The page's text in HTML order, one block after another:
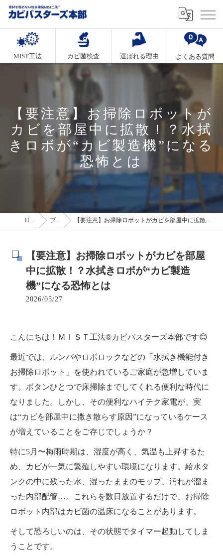
MIST工法 カビ菌検査 選ばれる理由 よくある質問
【要注意】お掃除ロボットが
カビを部屋中に拡散！？水拭
きロボが“カビ製造機”になる
恐怖とは
HOME ブログ 【要注意】お掃除ロボットがカビを部屋中に拡散！？水拭きロボが“カビ製造機”になる恐怖とは
【要注意】お掃除ロボットがカビを部屋
中に拡散！？水拭きロボが“カビ製造
機”になる恐怖とは
2026/05/27
こんにちは！ＭＩＳＴ工法®カビバスターズ本部です😊
最近では、ルンバやロボロックなどの「水拭き機能付き
お掃除ロボット」を使われているご家庭が急増していま
す。ボタンひとつで床掃除までしてくれる便利な時代に
なりました。しかし、その便利なハイテク家電が、実
は“カビを部屋中に撒き散らす原因”になっているケース
が増えていることをご存じでしょうか？
特に5月〜梅雨時期は、湿度が高く、気温も上昇するた
め、カビが一気に繁殖しやすい環境になります。給水タ
ンクの中に残った水、湿ったままのモップ、汚れが溜ま
った内部配管…。これらを数日放置するだけで、お掃除
ロボット内部はカビ菌の温床になることがあります。
そして恐ろしいのは、その状態でタイマー起動してしま
うことです。